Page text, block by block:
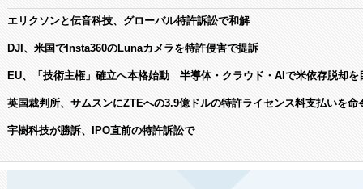
エリクソンと伝音科技、グローバル特許訴訟で和解
DJI、米国でInsta360のLunaカメラを特許侵害で提訴
EU、「技術主権」確立へ本格始動 半導体・クラウド・AIで米依存脱却を
英国裁判所、サムスンにZTEへの3.9億ドルの特許ライセンス料支払いを命
宇樹科技が勝訴、IPO直前の特許訴訟で